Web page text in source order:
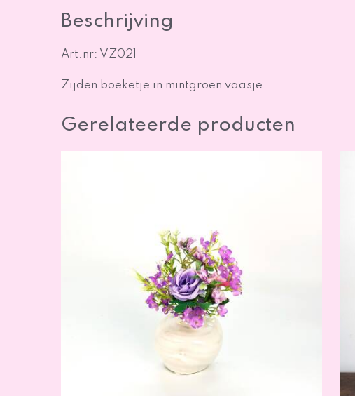
Beschrijving
Art.nr: VZ021
Zijden boeketje in mintgroen vaasje
Gerelateerde producten